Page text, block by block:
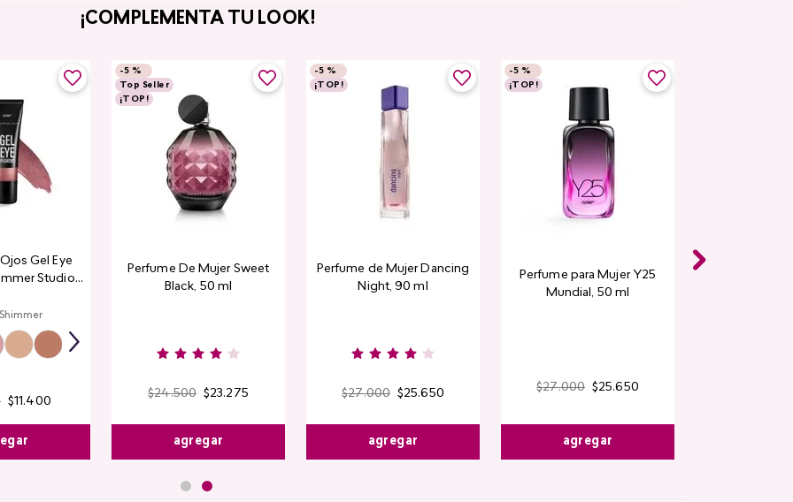
¡COMPLEMENTA TU LOOK!
Gel Eye
Studio
$11 .400
-5 %
Top Seller
¡TOP!
Perfume De Mujer Sweet
Black, 50 ml
$24.500 $23.275
agregar
-5 %
¡TOP!
Perfume de Mujer Dancing
Night, 90 ml
$27.000 $25.650
agregar
-5 %
¡TOP!
Perfume para Mujer Y25
Mundial​, 50 ml
$27.000 $25.650
agregar